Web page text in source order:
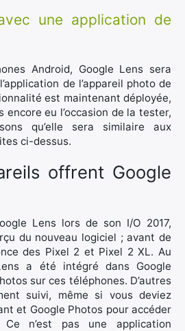
une application de
Android, Google Lens sera
de l’appareil photo de
est maintenant déployée,
encore eu l’occasion de la tester,
qu’elle sera similaire aux
ci-dessus.
offrent Google
Lens lors de son I/O 2017,
du nouveau logiciel ; avant de
des Pixel 2 et Pixel 2 XL. Au
a été intégré dans Google
sur ces téléphones. D’autres
suivi, même si vous deviez
et Google Photos pour accéder
n’est pas une application